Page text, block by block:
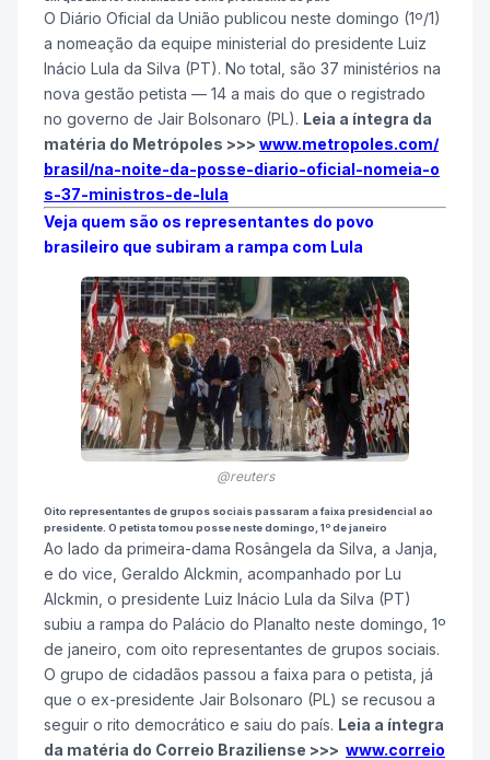
O Diário Oficial da União publicou neste domingo (1º/1)
a nomeação da equipe ministerial do presidente Luiz
Inácio Lula da Silva (PT). No total, são 37 ministérios na
nova gestão petista — 14 a mais do que o registrado
no governo de Jair Bolsonaro (PL). Leia a íntegra da
matéria do Metrópoles >>> www.metropoles.com/
brasil/na-noite-da-posse-diario-oficial-nomeia-o
s-37-ministros-de-lula
Veja quem são os representantes do povo
brasileiro que subiram a rampa com Lula
@reuters
Oito representantes de grupos sociais passaram a faixa presidencial ao
presidente. O petista tomou posse neste domingo, 1º de janeiro
Ao lado da primeira-dama Rosângela da Silva, a Janja,
e do vice, Geraldo Alckmin, acompanhado por Lu
Alckmin, o presidente Luiz Inácio Lula da Silva (PT)
subiu a rampa do Palácio do Planalto neste domingo, 1º
de janeiro, com oito representantes de grupos sociais.
O grupo de cidadãos passou a faixa para o petista, já
que o ex-presidente Jair Bolsonaro (PL) se recusou a
seguir o rito democrático e saiu do país. Leia a íntegra
da matéria do Correio Braziliense >>> www.correio